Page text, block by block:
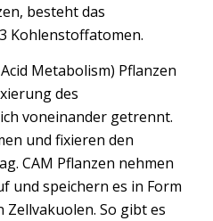
besteht das
Kohlenstoffatomen.
Metabolism) Pflanzen
des
voneinander getrennt.
und fixieren den
CAM Pflanzen nehmen
und speichern es in Form
So gibt es